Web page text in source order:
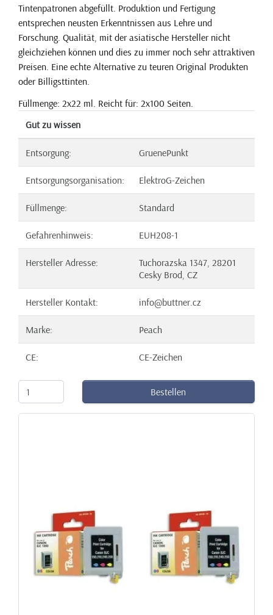
Tintenpatronen abgefüllt. Produktion und Fertigung
entsprechen neusten Erkenntnissen aus Lehre und
Forschung. Qualität, mit der asiatische Hersteller nicht
gleichziehen können und dies zu immer noch sehr attraktiven
Preisen. Eine echte Alternative zu teuren Original Produkten
oder Billigsttinten.
Füllmenge: 2x22 ml. Reicht für: 2x100 Seiten.
Gut zu wissen
Entsorgung: GruenePunkt
Entsorgungsorganisation: ElektroG-Zeichen
Füllmenge: Standard
Gefahrenhinweis: EUH208-1
Hersteller Adresse:
Tuchorazska 1347, 28201
Cesky Brod, CZ
Hersteller Kontakt: info@buttner.cz
Marke: Peach
CE: CE-Zeichen
Bestellen